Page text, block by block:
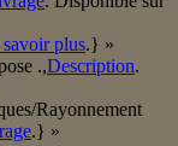
plus.} »
.,Description.
Rayonnement
.} »